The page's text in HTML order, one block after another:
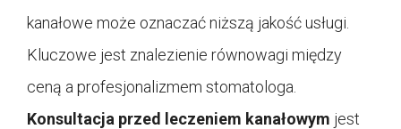
kanałowe może oznaczać niższą jakość usługi.
Kluczowe jest znalezienie równowagi między
ceną a profesjonalizmem stomatologa.
Konsultacja przed leczeniem kanałowym jest